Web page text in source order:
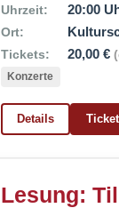
Uhrzeit: 20:00
Ort:
Tickets: 20,00 €
Konzerte
Details
Lesung: